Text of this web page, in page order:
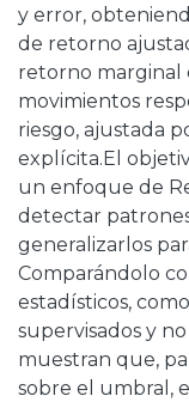
y error,
de retorno
retorno
movimientos
riesgo, ajustada
explícita.El
un enfoque de
detectar
generalizarlos
Comparándolo
estadísticos,
supervisados y
muestran que,
sobre el umbral,